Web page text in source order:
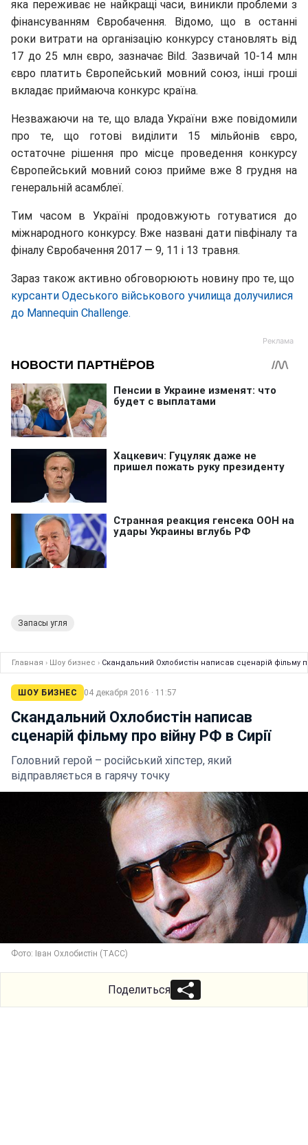
яка переживає не найкращі часи, виникли проблеми з
фінансуванням Євробачення. Відомо, що в останні
роки витрати на організацію конкурсу становлять від
17 до 25 млн євро, зазначає Bild. Зазвичай 10-14 млн
євро платить Європейський мовний союз, інші гроші
вкладає приймаюча конкурс країна.
Незважаючи на те, що влада України вже повідомили
про те, що готові виділити 15 мільйонів євро,
остаточне рішення про місце проведення конкурсу
Європейський мовний союз прийме вже 8 грудня на
генеральній асамблеї.
Тим часом в Україні продовжують готуватися до
міжнародного конкурсу. Вже названі дати півфіналу та
фіналу Євробачення 2017 — 9, 11 і 13 травня.
Зараз також активно обговорюють новину про те, що
курсанти Одеського військового училища долучилися
до Mannequin Challenge.
Запасы угля
Главная › Шоу бизнес › Скандальний Охлобистін написав сценарій фільму
ШОУ БИЗНЕС 04 декабря 2016 · 11:57
Скандальний Охлобистін написав
сценарій фільму про війну РФ в Сирії
Головний герой – російський хіпстер, який
відправляється в гарячу точку
Фото: Іван Охлобистін (ТАСС)
Поделиться